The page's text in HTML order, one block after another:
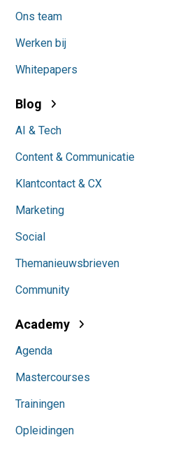
Ons team
Werken bij
Whitepapers
Blog
AI & Tech
Content & Communicatie
Klantcontact & CX
Marketing
Social
Themanieuwsbrieven
Community
Academy
Agenda
Mastercourses
Trainingen
Opleidingen